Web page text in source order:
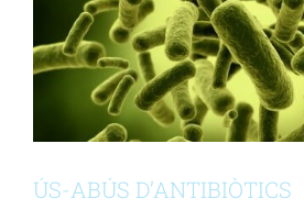
CORNETS
ÚS-ABÚS D’ANTIBIÒTICS